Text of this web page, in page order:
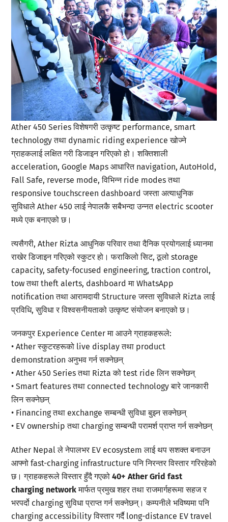
Ather 450 Series विशेषगरी उत्कृष्ट performance, smart
technology तथा dynamic riding experience खोज्ने
ग्राहकलाई लक्षित गरी डिजाइन गरिएको हो। शक्तिशाली
acceleration, Google Maps आधारित navigation, AutoHold,
Fall Safe, reverse mode, विभिन्न ride modes तथा
responsive touchscreen dashboard जस्ता अत्याधुनिक
सुविधाले Ather 450 लाई नेपालकै सबैभन्दा उन्नत electric scooter
मध्ये एक बनाएको छ।
त्यसैगरी, Ather Rizta आधुनिक परिवार तथा दैनिक प्रयोगलाई ध्यानमा
राखेर डिजाइन गरिएको स्कुटर हो। फराकिलो सिट, ठूलो storage
capacity, safety-focused engineering, traction control,
tow तथा theft alerts, dashboard मा WhatsApp
notification तथा आरामदायी Structure जस्ता सुविधाले Rizta लाई
प्रविधि, सुविधा र विश्वसनीयताको उत्कृष्ट संयोजन बनाएको छ।
जनकपुर Experience Center मा आउने ग्राहकहरूले:
• Ather स्कुटरहरूको live display तथा product
demonstration अनुभव गर्न सक्नेछन्
• Ather 450 Series तथा Rizta को test ride लिन सक्नेछन्
• Smart features तथा connected technology बारे जानकारी
लिन सक्नेछन्
• Financing तथा exchange सम्बन्धी सुविधा बुझ्न सक्नेछन्
• EV ownership तथा charging सम्बन्धी परामर्श प्राप्त गर्न सक्नेछन्
Ather Nepal ले नेपालभर EV ecosystem लाई थप सशक्त बनाउन
आफ्नो fast-charging infrastructure पनि निरन्तर विस्तार गरिरहेको
छ। ग्राहकहरूले विस्तार हुँदै गएको40+ Ather Grid fast
charging networkमार्फत प्रमुख शहर तथा राजमार्गहरूमा सहज र
भरपर्दो charging सुविधा प्राप्त गर्न सक्नेछन्। कम्पनीले भविष्यमा पनि
charging accessibility विस्तार गर्दै long-distance EV travel